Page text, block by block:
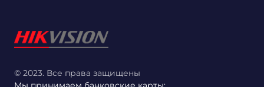
© 2023. Все права защищены